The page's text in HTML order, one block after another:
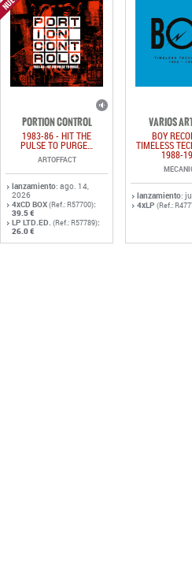
PORTION CONTROL
1983-86 - HIT THE
PULSE TO PURGE…
ARTOFFACT
lanzamiento: ago. 14,
2026
4xCD BOX(Ref.: R57700):
39.5 €
LP LTD.ED. (Ref.: R57789):
26.0 €
VARIOS
BOY
TIMELESS
1988-
lanzamiento:
4xLP (Ref.: